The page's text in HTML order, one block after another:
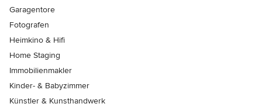
Garagentore
Fotografen
Heimkino & Hifi
Home Staging
Immobilienmakler
Kinder- & Babyzimmer
Künstler & Kunsthandwerk